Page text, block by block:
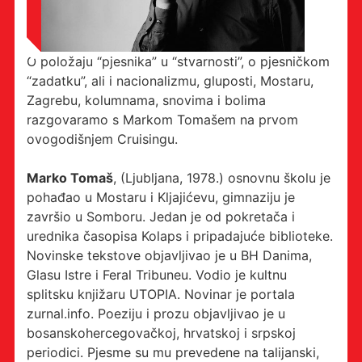
O položaju “pjesnika” u “stvarnosti”, o pjesničkom
“zadatku”, ali i nacionalizmu, gluposti, Mostaru,
Zagrebu, kolumnama, snovima i bolima
razgovaramo s Markom Tomašem na prvom
ovogodišnjem Cruisingu.
Marko Tomaš, (Ljubljana, 1978.) osnovnu školu je
pohađao u Mostaru i Kljajićevu, gimnaziju je
završio u Somboru. Jedan je od pokretača i
urednika časopisa Kolaps i pripadajuće biblioteke.
Novinske tekstove objavljivao je u BH Danima,
Glasu Istre i Feral Tribuneu. Vodio je kultnu
splitsku knjižaru UTOPIA. Novinar je portala
zurnal.info. Poeziju i prozu objavljivao je u
bosanskohercegovačkoj, hrvatskoj i srpskoj
periodici. Pjesme su mu prevedene na talijanski,